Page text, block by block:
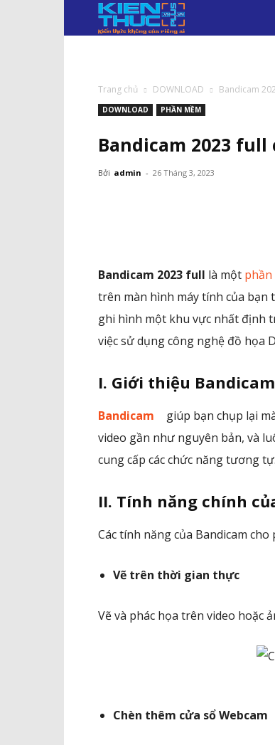
KIẾN
PLUS.VN
Trang chủ DOWNLOAD Bandicam
DOWNLOAD PHẦN MỀM
Bandicam 2023
Bởi admin - 26 Tháng 3, 2023
Bandicam 2023 full là một phần
trên màn hình máy tính của
ghi hình một khu vực nhất định
việc sử dụng công nghệ đồ họa
I. Giới thiệu
Bandicam
giúp bạn chụp lại
video gần như nguyên bản, và
cung cấp các chức năng tương tự.
II. Tính năng chính
Các tính năng của Bandicam
Vẽ trên thời gian thực
Vẽ và phác họa trên video hoặc
Chèn thêm cửa sổ Webcam